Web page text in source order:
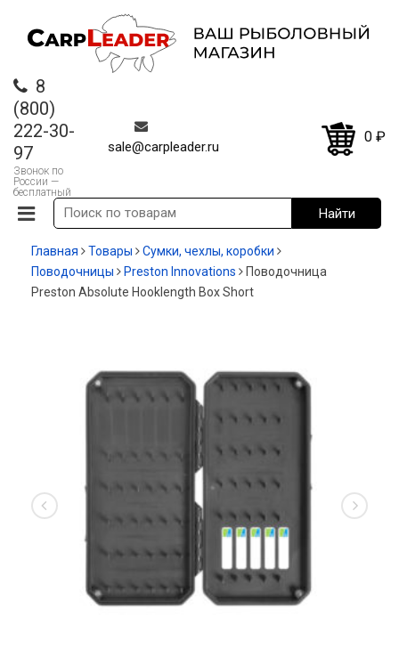
8
(800)
222-30-
97
Звонок по
России —
бесплатный
sale@carpleader.ru
0 ₽
Главная Товары
Сумки, чехлы, коробки
Поводочницы
Preston Innovations
Поводочница
Preston Absolute Hooklength Box Short